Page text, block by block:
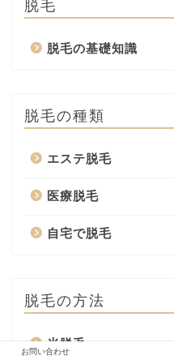
脱毛
脱毛の基礎知識
脱毛の種類
エステ脱毛
医療脱毛
自宅で脱毛
脱毛の方法
光脱毛
お問い合わせ